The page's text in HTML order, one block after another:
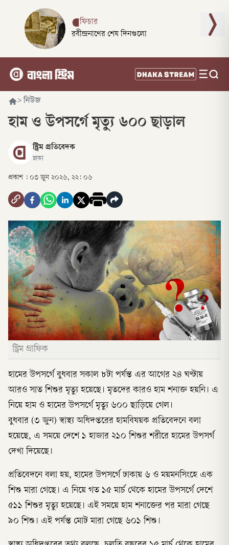
ফিচার
রবীন্দ্রনাথের শেষ দিনগুলো
> নিউজ
হাম ও উপসর্গে মৃত্যু ৬০০ ছাড়াল
স্ট্রিম প্রতিবেদক
ঢাকা
প্রকাশ : ০৩ জুন ২০২৬, ২২: ০৬
স্ট্রিম গ্রাফিক
হামের উপসর্গে বুধবার সকাল ৮টা পর্যন্ত এর আগের ২৪ ঘণ্টায়
আরও সাত শিশুর মৃত্যু হয়েছে। মৃতদের কারও হাম শনাক্ত হয়নি। এ
নিয়ে হাম ও হামের উপসর্গে মৃত্যু ৬০০ ছাড়িয়ে গেল।
বুধবার (৩ জুন) স্বাস্থ্য অধিদপ্তরের হামবিষয়ক প্রতিবেদনে বলা
হয়েছে, এ সময়ে দেশে ১ হাজার ২১০ শিশুর শরীরে হামের উপসর্গ
দেখা দিয়েছে।
প্রতিবেদনে বলা হয়, হামের উপসর্গে ঢাকায় ৬ ও ময়মনসিংহে এক
শিশু মারা গেছে। এ নিয়ে গত ১৫ মার্চ থেকে হামের উপসর্গে দেশে
৫১১ শিশুর মৃত্যু হয়েছে। এই সময়ে হাম শনাক্তের পর মারা গেছে
৯০ শিশু। এই পর্যন্ত মোট মারা গেছে ৬০১ শিশু।